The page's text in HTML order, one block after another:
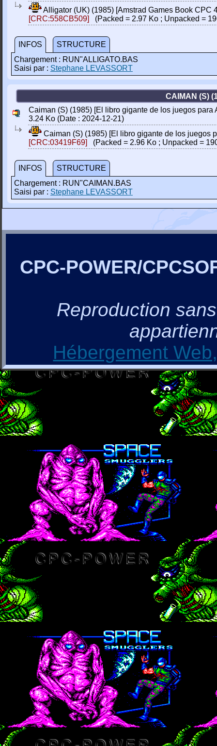
Alligator (UK) (1985) [Amstrad Games Book CPC
[CRC:558CB509]
(Packed = 2.97 Ko ; Unpacked =
INFOS
STRUCTURE
Chargement : RUN"ALLIGATO.BAS
Saisi par : Stephane LEVASSORT
CAIMAN (S)
Caiman (S) (1985) [El libro gigante de los juegos para
3.24 Ko (Date : 2024-12-21)
Caiman (S) (1985) [El libro gigante de los juegos
[CRC:03419F69]
(Packed = 2.96 Ko ; Unpacked =
INFOS
STRUCTURE
Chargement : RUN"CAIMAN.BAS
Saisi par : Stephane LEVASSORT
CPC-POWER/
Reproduction
Hébergement